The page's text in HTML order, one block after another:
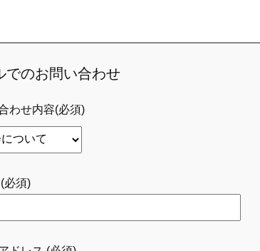
でのお問い合わせ
わせ内容(必須)
必須)